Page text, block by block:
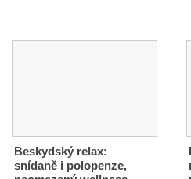
Beskydský relax:
snídaně i polopenze,